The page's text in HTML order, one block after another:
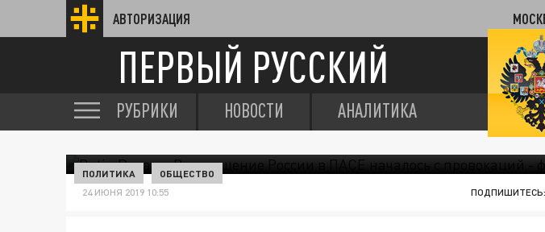
АВТОРИЗАЦИЯ
ПЕРВЫЙ РУССКИЙ
РУБРИКИ НОВОСТИ АНАЛИТИКА
ПОЛИТИКА ОБЩЕСТВО
24 ИЮНЯ 2019 10:55 ПОДПИШИТЕСЬ: